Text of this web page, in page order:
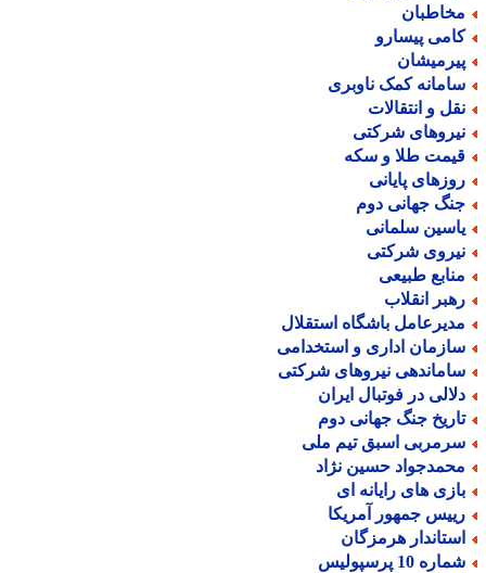
پیسارو
کمک ناوبری
و انتقالات
شرکتی
طلا و سکه
پایانی
جهانی دوم
سلمانی
شرکتی
طبیعی
انقلاب
باشگاه استقلال
اداری و استخدامی
نیروهای شرکتی
در فوتبال ایران
جنگ جهانی دوم
اسبق تیم ملی
حسین نژاد
های رایانه ای
جمهور آمریکا
هرمزگان
10 پرسپولیس